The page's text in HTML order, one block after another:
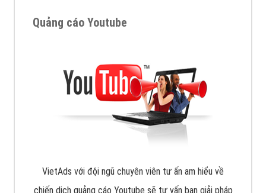
Quảng cáo Youtube
VietAds với đội ngũ chuyên viên tư ấn am hiểu về
chiến dịch quảng cáo Youtube sẽ tư vấn bạn giải pháp